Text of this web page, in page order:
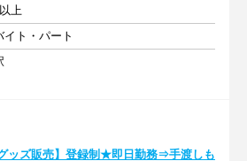
上
イト・パート
グッズ販売】登録制★即日勤務⇒手渡しも